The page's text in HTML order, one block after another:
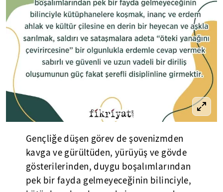
Gençliğe düşen görev de şovenizmden
kavga ve gürültüden, yürüyüş ve gövde
gösterilerinden, duygu boşalımlarından
pek bir fayda gelmeyeceğinin bilinciyle,